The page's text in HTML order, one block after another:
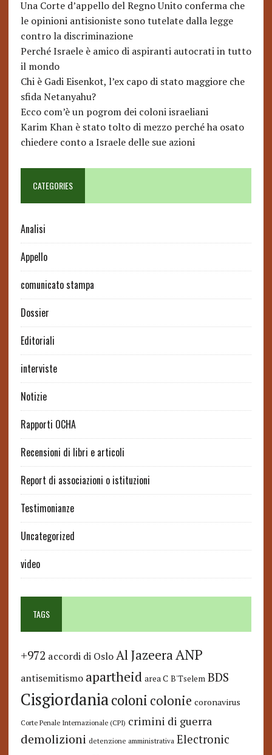
Una Corte d’appello del Regno Unito conferma che
le opinioni antisioniste sono tutelate dalla legge
contro la discriminazione
Perché Israele è amico di aspiranti autocrati in tutto
il mondo
Chi è Gadi Eisenkot, l’ex capo di stato maggiore che
sfida Netanyahu?
Ecco com’è un pogrom dei coloni israeliani
Karim Khan è stato tolto di mezzo perché ha osato
chiedere conto a Israele delle sue azioni
CATEGORIES
Analisi
Appello
comunicato stampa
Dossier
Editoriali
interviste
Notizie
Rapporti OCHA
Recensioni di libri e articoli
Report di associazioni o istituzioni
Testimonianze
Uncategorized
video
TAGS
+972 accordi di Oslo Al JazeeraANP
antisemitismo apartheid area C B'Tselem BDS
Cisgiordaniacoloni colonie coronavirus
Corte Penale Internazionale (CPI) crimini di guerra
demolizioni detenzione amministrativa Electronic